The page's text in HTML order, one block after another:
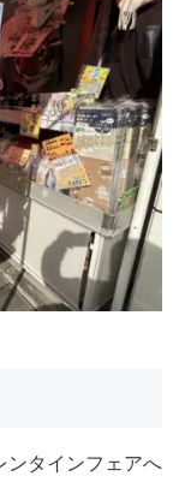
ンタインフェアへ